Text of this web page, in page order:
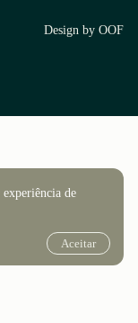
Design by OOF
de
Aceitar